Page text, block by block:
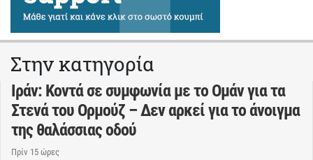
Στην κατηγορία
Ιράν: Κοντά σε συμφωνία με το Ομάν για τα
Στενά του Ορμούζ – Δεν αρκεί για το άνοιγμα
της θαλάσσιας οδού
Πρίν 15 ώρες